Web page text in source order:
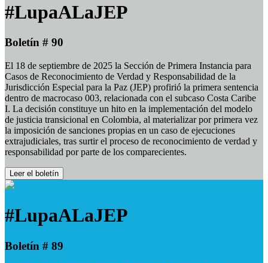
#LupaALaJEP
Boletín # 90
El 18 de septiembre de 2025 la Sección de Primera Instancia para
Casos de Reconocimiento de Verdad y Responsabilidad de la
Jurisdicción Especial para la Paz (JEP) profirió la primera sentencia
dentro de macrocaso 003, relacionada con el subcaso Costa Caribe
I. La decisión constituye un hito en la implementación del modelo
de justicia transicional en Colombia, al materializar por primera vez
la imposición de sanciones propias en un caso de ejecuciones
extrajudiciales, tras surtir el proceso de reconocimiento de verdad y
responsabilidad por parte de los comparecientes.
Leer el boletín
#LupaALaJEP
Boletín # 89